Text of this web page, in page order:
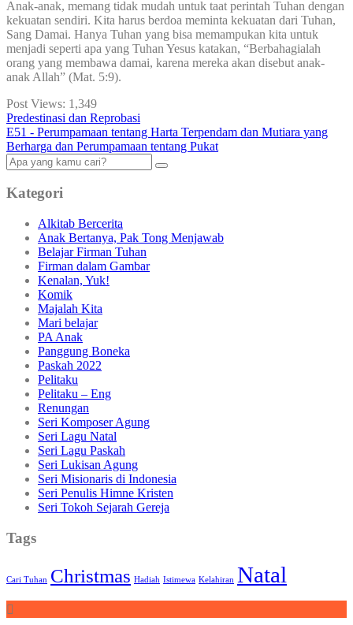
Anak-anak, memang tidak mudah untuk taat perintah Tuhan dengan
kekuatan sendiri. Kita harus berdoa meminta kekuatan dari Tuhan,
Sang Damai. Hanya Tuhan yang bisa memampukan kita untuk
menjadi seperti apa yang Tuhan Yesus katakan, “Berbahagialah
orang yang membawa damai, karena mereka akan disebut anak-
anak Allah” (Mat. 5:9).
Post Views: 1,349
Predestinasi dan Reprobasi
E51 - Perumpamaan tentang Harta Terpendam dan Mutiara yang
Berharga dan Perumpamaan tentang Pukat
Kategori
Alkitab Bercerita
Anak Bertanya, Pak Tong Menjawab
Belajar Firman Tuhan
Firman dalam Gambar
Kenalan, Yuk!
Komik
Majalah Kita
Mari belajar
PA Anak
Panggung Boneka
Paskah 2022
Pelitaku
Pelitaku – Eng
Renungan
Seri Komposer Agung
Seri Lagu Natal
Seri Lagu Paskah
Seri Lukisan Agung
Seri Misionaris di Indonesia
Seri Penulis Himne Kristen
Seri Tokoh Sejarah Gereja
Tags
Cari Tuhan Christmas Hadiah Istimewa Kelahiran Natal